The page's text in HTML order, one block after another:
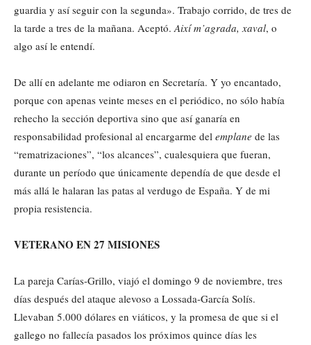
guardia y así seguir con la segunda». Trabajo corrido, de tres de
la tarde a tres de la mañana. Aceptó.Així m’agrada, xaval, o
algo así le entendí.
De allí en adelante me odiaron en Secretaría. Y yo encantado,
porque con apenas veinte meses en el periódico, no sólo había
rehecho la sección deportiva sino que así ganaría en
responsabilidad profesional al encargarme del emplane de las
“rematrizaciones”, “los alcances”, cualesquiera que fueran,
durante un período que únicamente dependía de que desde el
más allá le halaran las patas al verdugo de España. Y de mi
propia resistencia.
VETERANO EN 27 MISIONES
La pareja Carías-Grillo, viajó el domingo 9 de noviembre, tres
días después del ataque alevoso a Lossada-García Solís.
Llevaban 5.000 dólares en viáticos, y la promesa de que si el
gallego no fallecía pasados los próximos quince días les